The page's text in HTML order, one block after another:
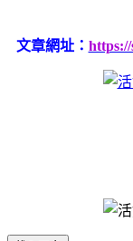
文章網址： https://